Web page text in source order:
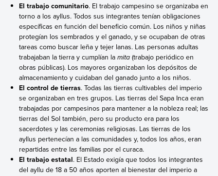
El trabajo comunitario. El trabajo campesino se organizaba en
torno a los ayllus. Todos sus integrantes tenían obligaciones
específicas en función del beneficio común. Los niños y niñas
protegían los sembrados y el ganado, y se ocupaban de otras
tareas como buscar leña y tejer lanas. Las personas adultas
trabajaban la tierra y cumplían lamita (trabajo periódico en
obras públicas). Los mayores organizaban los depósitos de
almacenamiento y cuidaban del ganado junto a los niños.
El control de tierras. Todas las tierras cultivables del imperio
se organizaban en tres grupos. Las tierras del Sapa Inca eran
trabajadas por campesinos para mantener a la nobleza real; las
tierras del Sol también, pero su producto era para los
sacerdotes y las ceremonias religiosas. Las tierras de los
ayllus pertenecían a las comunidades y, todos los años, eran
repartidas entre las familias por el curaca.
El trabajo estatal. El Estado exigía que todos los integrantes
del ayllu de 18 a 50 años aporten al bienestar del imperio a